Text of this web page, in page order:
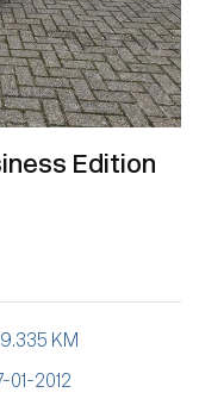
Edition
KM
01-2012